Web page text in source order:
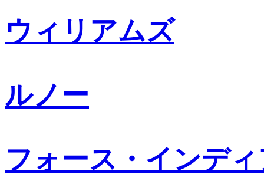
ウィリアムズ
ルノー
フォース・インデ